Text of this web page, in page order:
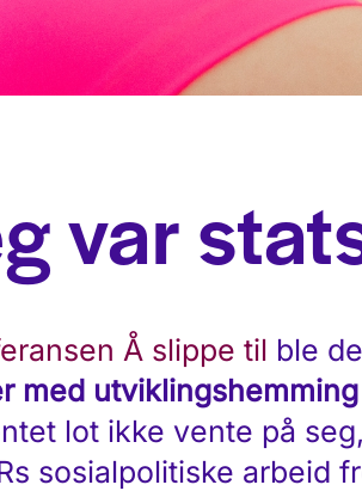
var
Å slippe til ble
med
lot ikke vente på
sosialpolitiske arbeid